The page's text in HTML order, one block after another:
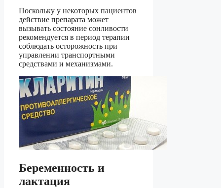
Поскольку у некоторых пациентов
действие препарата может
вызывать состояние сонливости
рекомендуется в период терапии
соблюдать осторожность при
управлении транспортными
средствами и механизмами.
Беременность и
лактация